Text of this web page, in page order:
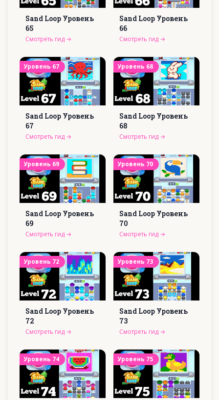
Sand Loop Уровень
65
Смотреть гид →
Sand Loop Уровень
66
Смотреть гид →
Уровень 67
Sand Loop Уровень
67
Смотреть гид →
Уровень 68
Sand Loop Уровень
68
Смотреть гид →
Уровень 69
Sand Loop Уровень
69
Смотреть гид →
Уровень 70
Sand Loop Уровень
70
Смотреть гид →
Уровень 72
Sand Loop Уровень
72
Смотреть гид →
Уровень 73
Sand Loop Уровень
73
Смотреть гид →
Уровень 74 Уровень 75